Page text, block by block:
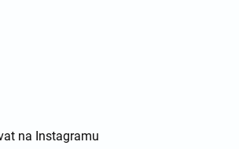
na Instagramu